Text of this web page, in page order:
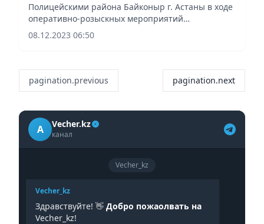
Полицейскими района Байконыр г. Астаны в ходе
оперативно-розыскных мероприятий
установлена 49-летняя жительница
Степногорска, которая в интернете обманывала
08.12.2023 06:50
pagination.previous pagination.next
A Vecher.kz
канал
Vecher_kz
Vecher_kz
Здравствуйте! 👋 Добро пожаолвать на
Vecher_kz!